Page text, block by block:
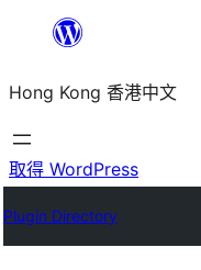
主
要
內
Hong Kong 香港中文
取得 WordPress
Plugin Directory